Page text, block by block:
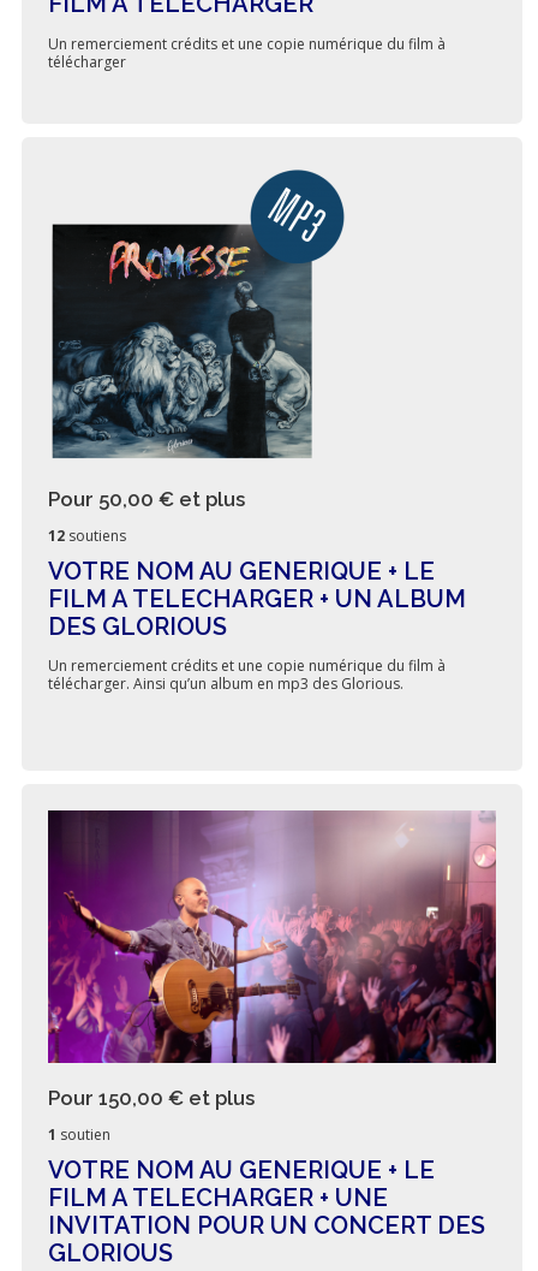
Un remerciement crédits et une copie numérique du film à
télécharger
Pour 50,00 € et plus
12 soutiens
VOTRE NOM AU GENERIQUE + LE
FILM A TELECHARGER + UN ALBUM
DES GLORIOUS
Un remerciement crédits et une copie numérique du film à
télécharger. Ainsi qu’un album en mp3 des Glorious.
Pour 150,00 € et plus
1 soutien
VOTRE NOM AU GENERIQUE + LE
FILM A TELECHARGER + UNE
INVITATION POUR UN CONCERT DES
GLORIOUS